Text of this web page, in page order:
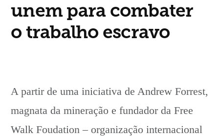
unem para combater
o trabalho escravo
A partir de uma iniciativa de Andrew Forrest,
magnata da mineração e fundador da Free
Walk Foudation – organização internacional